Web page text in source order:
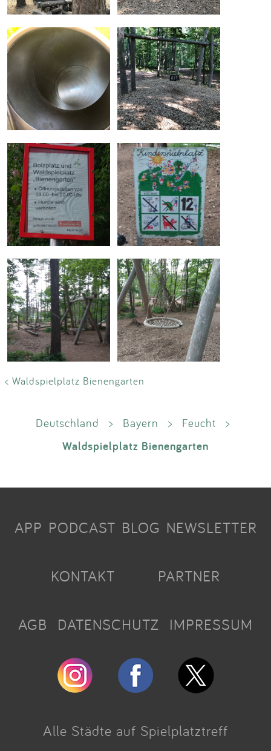
< Waldspielplatz Bienengarten
Deutschland > Bayern > Feucht >
Waldspielplatz Bienengarten
APP PODCAST BLOG NEWSLETTER
KONTAKT PARTNER
AGB DATENSCHUTZ IMPRESSUM
Alle Städte auf Spielplatztreff